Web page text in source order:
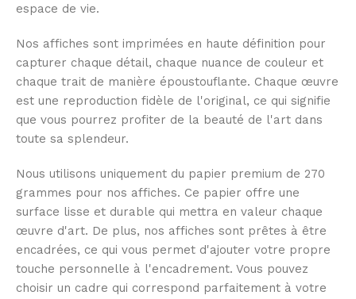
espace de vie.
Nos affiches sont imprimées en haute définition pour
capturer chaque détail, chaque nuance de couleur et
chaque trait de manière époustouflante. Chaque œuvre
est une reproduction fidèle de l'original, ce qui signifie
que vous pourrez profiter de la beauté de l'art dans
toute sa splendeur.
Nous utilisons uniquement du papier premium de 270
grammes pour nos affiches. Ce papier offre une
surface lisse et durable qui mettra en valeur chaque
œuvre d'art. De plus, nos affiches sont prêtes à être
encadrées, ce qui vous permet d'ajouter votre propre
touche personnelle à l'encadrement. Vous pouvez
choisir un cadre qui correspond parfaitement à votre